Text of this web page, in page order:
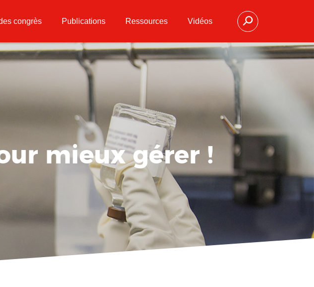
congrès Publications Ressources Vidéos
mieux gérer !